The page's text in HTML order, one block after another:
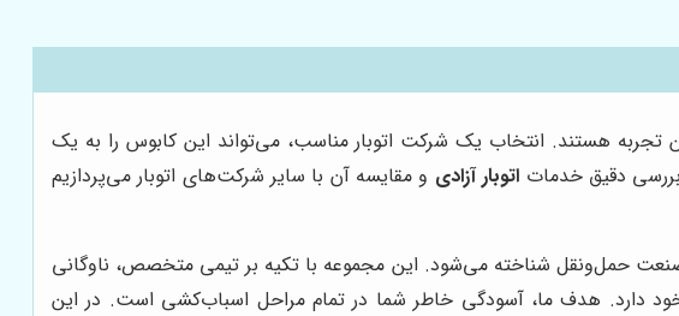
هستند. انتخاب یک شرکت اتوبار مناسب، می‌تواند این کابوس را به یک
بررسی دقیق خدمات اتوبار آزادی و مقایسه آن با سایر شرکت‌های اتوبار می‌پردازیم
صنعت حمل‌ونقل شناخته می‌شود. این مجموعه با تکیه بر تیمی متخصص، ناوگانی
دارد. هدف ما، آسودگی خاطر شما در تمام مراحل اسباب‌کشی است. در این